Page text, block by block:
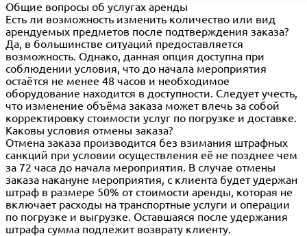
Общие вопросы об услугах аренды
Есть ли возможность изменить количество или вид
арендуемых предметов после подтверждения заказа?
Да, в большинстве ситуаций предоставляется
возможность. Однако, данная опция доступна при
соблюдении условия, что до начала мероприятия
остаётся не менее 48 часов и необходимое
оборудование находится в доступности. Следует учесть,
что изменение объёма заказа может влечь за собой
корректировку стоимости услуг по погрузке и доставке.
Каковы условия отмены заказа?
Отмена заказа производится без взимания штрафных
санкций при условии осуществления её не позднее чем
за 72 часа до начала мероприятия. В случае отмены
заказа накануне мероприятия, с клиента будет удержан
штраф в размере 50% от стоимости аренды, которая не
включает расходы на транспортные услуги и операции
по погрузке и выгрузке. Оставшаяся после удержания
штрафа сумма подлежит возврату клиенту.